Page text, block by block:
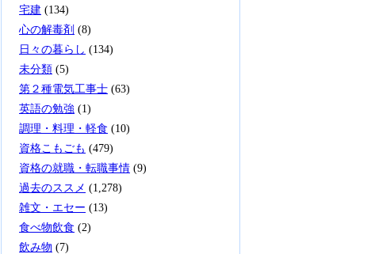
宅建 (134)
心の解毒剤 (8)
日々の暮らし (134)
未分類 (5)
第２種電気工事士 (63)
英語の勉強 (1)
調理・料理・軽食 (10)
資格こもごも (479)
資格の就職・転職事情 (9)
過去のススメ (1,278)
雑文・エセー (13)
食べ物飲食 (2)
飲み物 (7)